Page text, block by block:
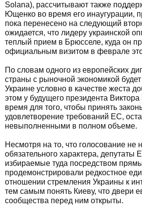
Solana), рассчитывают также
Ющенко во время его инаугурации,
пока перенесено на следующий
ожидается, что лидеру украинской
теплый прием в Брюсселе, куда он
официальным визитом в феврале
По словам одного из европейских
страны с рыночной экономикой
Украине условно в качестве жеста
этом у будущего президента
время для того, чтобы принять
удовлетворение требований ЕС,
невыполненными в полном объеме.
Несмотря на то, что голосование не
обязательного характера, депутаты
избираемые туда посредством
продемонстрировали редкостное
отношении стремления Украины к
тем самым понять Киеву, что двери
сообщества перед ним открыты.